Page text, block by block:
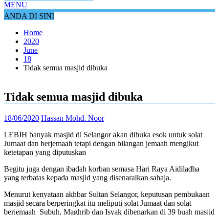
MENU
ANDA DI SINI
Home
2020
June
18
Tidak semua masjid dibuka
Tidak semua masjid dibuka
18/06/2020 Hassan Mohd. Noor
LEBIH banyak masjid di Selangor akan dibuka esok untuk solat
Jumaat dan berjemaah tetapi dengan bilangan jemaah mengikut
ketetapan yang diputuskan
Begitu juga dengan ibadah korban semasa Hari Raya Aidiladha
yang terbatas kepada masjid yang disenaraikan sahaja.
Menurut kenyataan akhbar Sultan Selangor, keputusan pembukaan
masjid secara berperingkat itu meliputi solat Jumaat dan solat
berjemaah Subuh, Maghrib dan Isyak dibenarkan di 39 buah masjid